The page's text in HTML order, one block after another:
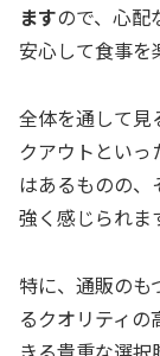
ますので、心配
安心して食事を
全体を通して見
クアウトとい
はあるものの、
強く感じられま
特に、通販のも
るクオリティ